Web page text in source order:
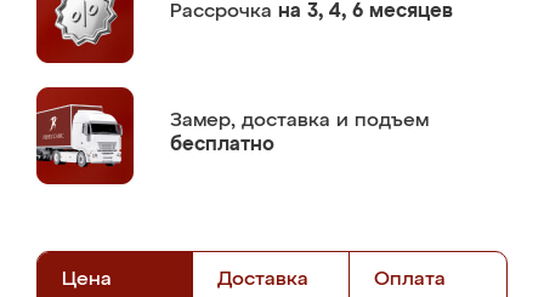
Рассрочка на 3, 4, 6 месяцев
Замер, доставка и подъем
бесплатно
Цена Доставка Оплата